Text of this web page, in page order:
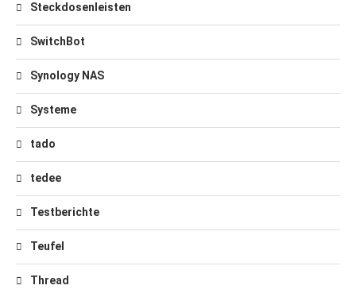
Steckdosenleisten
SwitchBot
Synology NAS
Systeme
tado
tedee
Testberichte
Teufel
Thread